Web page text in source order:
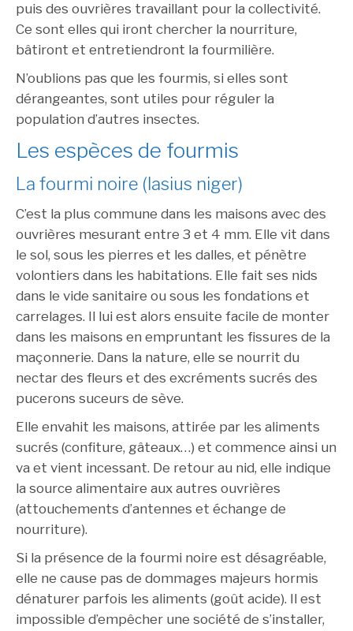
puis des ouvrières travaillant pour la collectivité.
Ce sont elles qui iront chercher la nourriture,
bâtiront et entretiendront la fourmilière.
N’oublions pas que les fourmis, si elles sont
dérangeantes, sont utiles pour réguler la
population d’autres insectes.
Les espèces de fourmis
La fourmi noire (lasius niger)
C’est la plus commune dans les maisons avec des
ouvrières mesurant entre 3 et 4 mm. Elle vit dans
le sol, sous les pierres et les dalles, et pénètre
volontiers dans les habitations. Elle fait ses nids
dans le vide sanitaire ou sous les fondations et
carrelages. Il lui est alors ensuite facile de monter
dans les maisons en empruntant les fissures de la
maçonnerie. Dans la nature, elle se nourrit du
nectar des fleurs et des excréments sucrés des
pucerons suceurs de sève.
Elle envahit les maisons, attirée par les aliments
sucrés (confiture, gâteaux…) et commence ainsi un
va et vient incessant. De retour au nid, elle indique
la source alimentaire aux autres ouvrières
(attouchements d’antennes et échange de
nourriture).
Si la présence de la fourmi noire est désagréable,
elle ne cause pas de dommages majeurs hormis
dénaturer parfois les aliments (goût acide). Il est
impossible d’empêcher une société de s’installer,